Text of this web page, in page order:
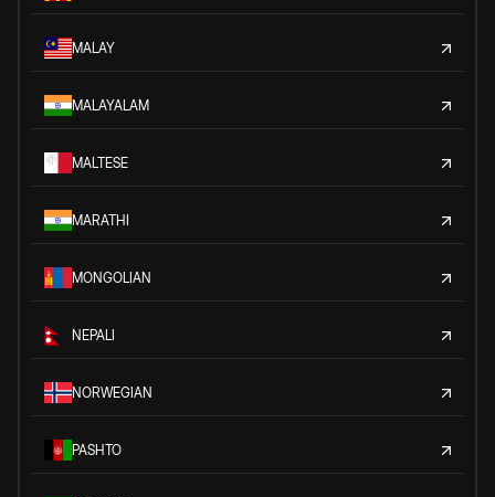
MALAY
MALAYALAM
MALTESE
MARATHI
MONGOLIAN
NEPALI
NORWEGIAN
PASHTO